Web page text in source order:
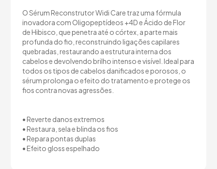
O Sérum Reconstrutor Widi Care traz uma fórmula
inovadora com Oligopeptídeos +4D e Ácido de Flor
de Hibisco, que penetra até o córtex, a parte mais
profunda do fio, reconstruindo ligações capilares
quebradas, restaurando a estrutura interna dos
cabelos e devolvendo brilho intenso e visível. Ideal para
todos os tipos de cabelos danificados e porosos, o
sérum prolonga o efeito do tratamento e protege os
fios contra novas agressões.
• Reverte danos extremos
• Restaura, sela e blinda os fios
• Repara pontas duplas
• Efeito gloss espelhado